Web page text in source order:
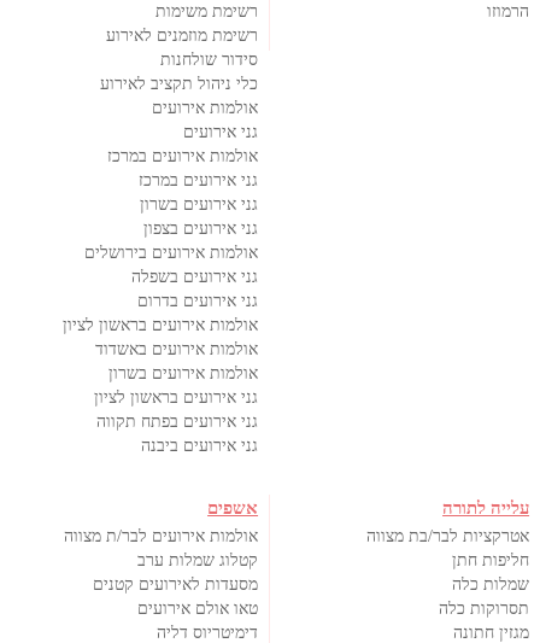
הרמוזו
רשימת משימות
רשימת מוזמנים לאירוע
סידור שולחנות
כלי ניהול תקציב לאירוע
אולמות אירועים
גני אירועים
אולמות אירועים במרכז
גני אירועים במרכז
גני אירועים בשרון
גני אירועים בצפון
אולמות אירועים בירושלים
גני אירועים בשפלה
גני אירועים בדרום
אולמות אירועים בראשון לציון
אולמות אירועים באשדוד
אולמות אירועים בשרון
גני אירועים בראשון לציון
גני אירועים בפתח תקווה
גני אירועים ביבנה
עלייה לתורה
אטרקציות לבר/בת מצווה
חליפות חתן
שמלות כלה
תסרוקות כלה
מגזין חתונה
אשפים
אולמות אירועים לבר/ת מצווה
קטלוג שמלות ערב
מסעדות לאירועים קטנים
טאו אולם אירועים
דימיטריוס דליה